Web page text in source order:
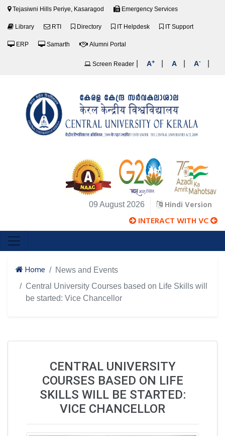
Tejasiwni Hills Periye, Kasaragod Emergency Services
Library RTI Directory IT Helpdesk IT Support
ERP Samarth Alumni Portal
Screen Reader A+ A A-
09 August 2026 Hindi Version
INTERACT WITH VC
Home
News and Events
Central University Courses based on Life Skills will
be started: Vice Chancellor
CENTRAL UNIVERSITY
COURSES BASED ON LIFE
SKILLS WILL BE STARTED:
VICE CHANCELLOR